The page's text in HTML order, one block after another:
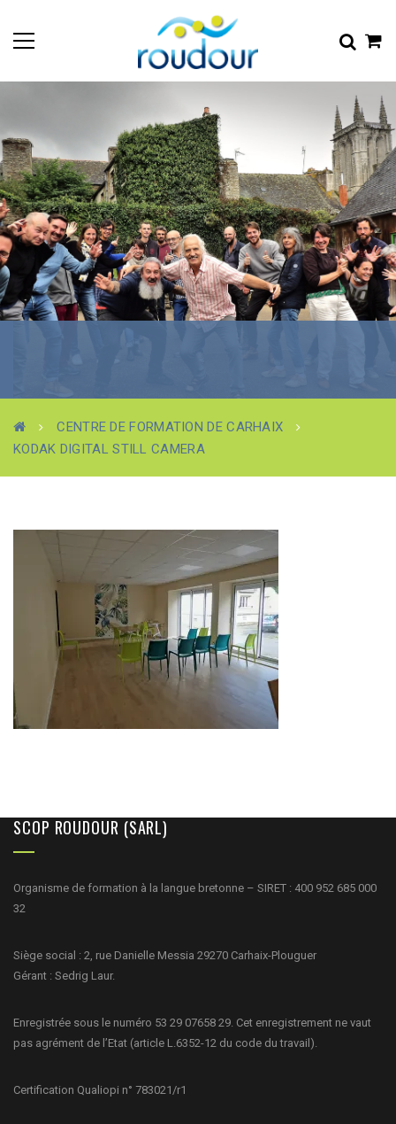
CENTRE DE FORMATION DE CARHAIX
KODAK DIGITAL STILL CAMERA
SCOP ROUDOUR (SARL)
Organisme de formation à la langue bretonne – SIRET : 400 952 685 000
32
Siège social : 2, rue Danielle Messia 29270 Carhaix-Plouguer
Gérant : Sedrig Laur.
Enregistrée sous le numéro 53 29 07658 29. Cet enregistrement ne vaut
pas agrément de l’Etat (article L.6352-12 du code du travail).
Certification Qualiopi n° 783021/r1